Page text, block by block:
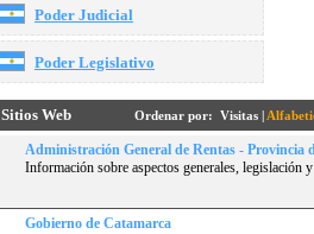
Poder Judicial
Poder Legislativo
Sitios Web Ordenar por: Visitas |
Administración General de Rentas - Provincia
Información sobre aspectos generales, legislación
Gobierno de Catamarca